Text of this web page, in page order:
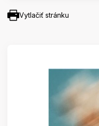
Vytlačiť stránku